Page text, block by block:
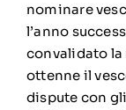
nominare
l’anno
convalidato la
ottenne il
dispute con